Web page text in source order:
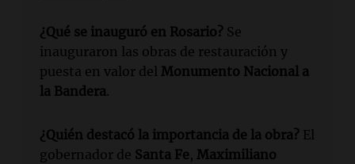
¿Qué se inauguró en Rosario? Se
inauguraron las obras de restauración y
puesta en valor del Monumento Nacional a
la Bandera.
¿Quién destacó la importancia de la obra? El
gobernador de Santa Fe, Maximiliano